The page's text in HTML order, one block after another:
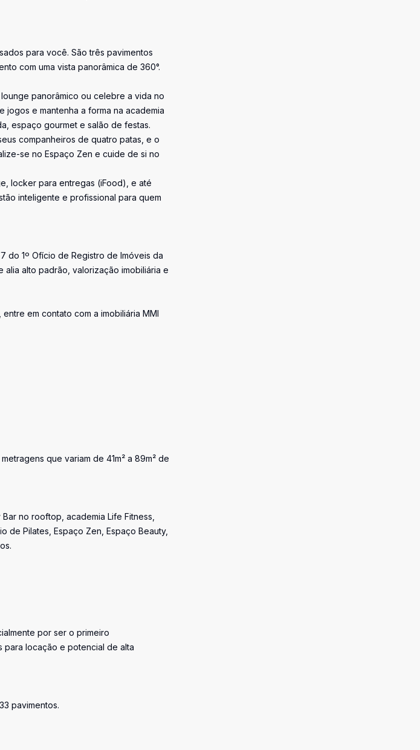
para você. São três pavimentos
com uma vista panorâmica de 360°.
panorâmico ou celebre a vida no
e mantenha a forma na academia
espaço gourmet e salão de festas.
companheiros de quatro patas, e o
se no Espaço Zen e cuide de si no
locker para entregas (iFood), e até
inteligente e profissional para quem
do 1º Ofício de Registro de Imóveis da
alia alto padrão, valorização imobiliária e
em contato com a imobiliária MMI
que variam de 41m² a 89m² de
no rooftop, academia Life Fitness,
de Pilates, Espaço Zen, Espaço Beauty,
por ser o primeiro
locação e potencial de alta
pavimentos.